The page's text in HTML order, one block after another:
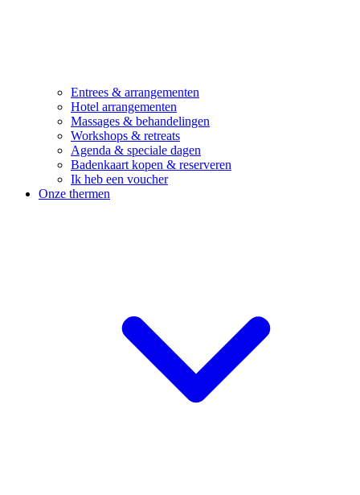
Entrees & arrangementen
Hotel arrangementen
Massages & behandelingen
Workshops & retreats
Agenda & speciale dagen
Badenkaart kopen & reserveren
Ik heb een voucher
Onze thermen